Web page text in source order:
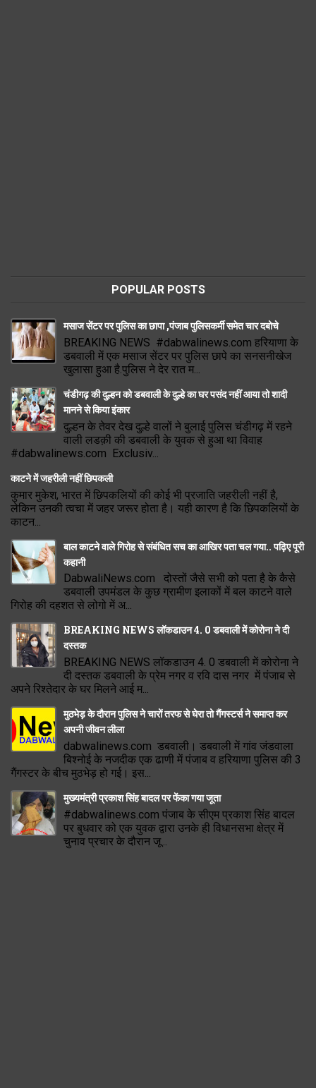
POPULAR POSTS
मसाज सेंटर पर पुलिस का छापा ,पंजाब पुलिसकर्मी समेत चार दबोचे
BREAKING NEWS #dabwalinews.com हरियाणा के
डबवाली में एक मसाज सेंटर पर पुलिस छापे का सनसनीखेज
खुलासा हुआ है.पुलिस ने देर रात म...
चंडीगढ़ की दुल्हन को डबवाली के दुल्हे का घर पसंद नहीं आया तो शादी
मानने से किया इंकार
दुल्हन के तेवर देख दुल्हे वालों ने बुलाई पुलिस चंडीगढ़ में रहने
वाली लडक़ी की डबवाली के युवक से हुआ था विवाह
#dabwalinews.com Exclusiv...
काटने में जहरीली नहीं छिपकली
कुमार मुकेश, भारत में छिपकलियों की कोई भी प्रजाति जहरीली नहीं है,
लेकिन उनकी त्वचा में जहर जरूर होता है। यही कारण है कि छिपकलियों के
काटन...
बाल काटने वाले गिरोह से संबंधित सच का आखिर पता चल गया.. पढ़िए पूरी
कहानी
DabwaliNews.com दोस्तों जैसे सभी को पता है के कैसे
डबवाली उपमंडल के कुछ ग्रामीण इलाकों में बल काटने वाले
गिरोह की दहशत से लोगो में अ...
BREAKING NEWS लॉकडाउन 4. 0 डबवाली में कोरोना ने दी
दस्तक
BREAKING NEWS लॉकडाउन 4. 0 डबवाली में कोरोना ने
दी दस्तक डबवाली के प्रेम नगर व रवि दास नगर में पंजाब से
अपने रिश्तेदार के घर मिलने आई म...
मुठभेड़ के दौरान पुलिस ने चारों तरफ से घेरा तो गैंगस्टर्स ने समाप्त कर
अपनी जीवन लीला
dabwalinews.com डबवाली। डबवाली में गांव जंडवाला
बिश्नोई के नजदीक एक ढाणी में पंजाब व हरियाणा पुलिस की 3
गैंगस्टर के बीच मुठभेड़ हो गई। इस...
मुख्यमंत्री प्रकाश सिंह बादल पर फेंका गया जूता
#dabwalinews.com पंजाब के सीएम प्रकाश सिंह बादल
पर बुधवार को एक युवक द्वारा उनके ही विधानसभा क्षेत्र में
चुनाव प्रचार के दौरान जू...